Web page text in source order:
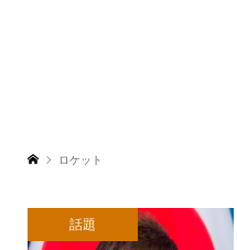
ロケット
話題